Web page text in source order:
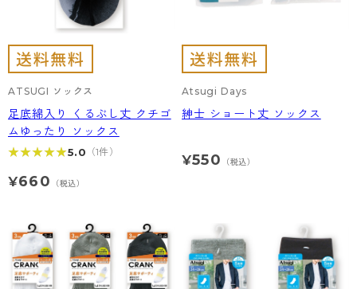
ATSUGI ソックス
足底綿入り くるぶし丈 クチゴ
ムゆったり ソックス
★★★★★
★★★★★5.0 （1件）
¥660 （税込）
Atsugi Days
紳士 ショート丈 ソックス
¥550 （税込）